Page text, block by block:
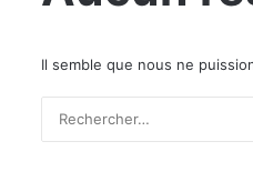
Il semble que nous ne